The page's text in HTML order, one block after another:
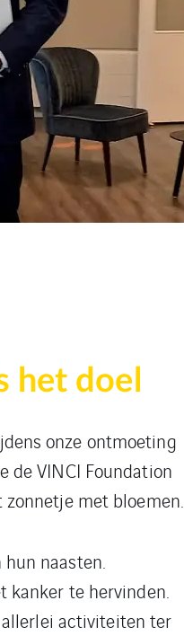
het doel
onze ontmoeting
de VINCI Foundation
met bloemen.
naasten.
kanker te hervinden.
allerlei activiteiten ter